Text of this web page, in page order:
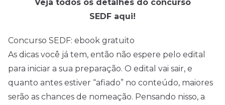
Veja todos os detalhes do concurso
SEDF aqui!
Concurso SEDF: ebook gratuito
As dicas você já tem, então não espere pelo edital
para iniciar a sua preparação. O edital vai sair, e
quanto antes estiver “afiado” no conteúdo, maiores
serão as chances de nomeação. Pensando nisso, a